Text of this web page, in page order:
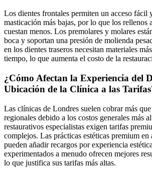
Los dientes frontales permiten un acceso fácil
masticación más bajas, por lo que los rellenos
cuestan menos. Los premolares y molares
boca y soportan una presión de molienda
en los dientes traseros necesitan materiales
tiempo, lo que aumenta el costo de la
¿Cómo Afectan la Experiencia del
Ubicación de la Clínica a las
Las clínicas de Londres suelen cobrar más
regionales debido a los costos generales más
restaurativos especialistas exigen tarifas
complejos. Las prácticas estéticas premium en
pueden añadir recargos por experiencia
experimentados a menudo ofrecen mejores
lo que justifica sus tarifas más altas.